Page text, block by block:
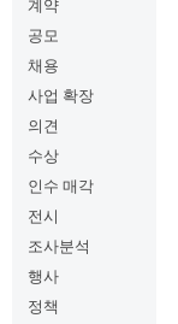
계약
공모
채용
사업 확장
의견
수상
인수 매각
전시
조사분석
행사
정책